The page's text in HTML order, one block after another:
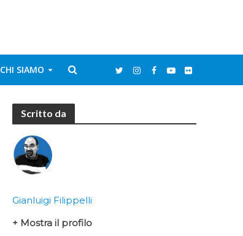
CHI SIAMO
Scritto da
Gianluigi Filippelli
+ Mostra il profilo